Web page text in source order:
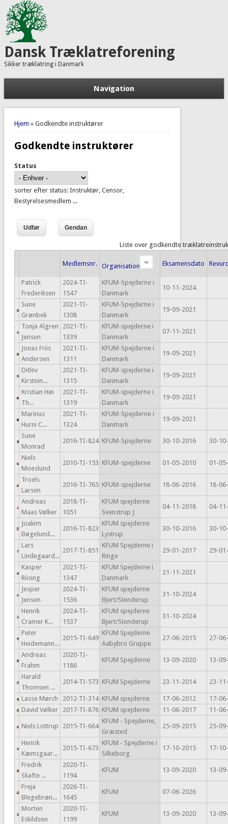
Dansk Træklatreforening
Sikker træklatring i Danmark
Navigation
Du er her
Hjem » Godkendte instruktører
Godkendte instruktører
Status
sorter efter status: Instruktør, Censor,
Bestyrelsesmedlem ...
Liste over godkendte
Medlemsnr. Organisation Eksamensdato
Patrick
Frederiksen
2024-TI-
1547
KFUM-Spejderne i
Danmark
10-11-2024
Sune
Grønbek
2021-TI-
1308
KFUM-Spejderne i
Danmark
19-09-2021
Tonja Algren
Jensen
2021-TI-
1339
KFUM-spejderne i
Danmark
07-11-2021
Jonas Friis
Andersen
2021-TI-
1311
KFUM-Spejderne i
Danmark
19-09-2021
Ditlev
Kirstein...
2021-TI-
1315
KFUM-spejderne i
Danmark
19-09-2021
Kristian Høi
Th...
2021-TI-
1319
KFUM-spejderne i
Danmark
19-09-2021
Marinus
Hurni C...
2021-TI-
1324
KFUM-Spejderne i
Danmark
19-09-2021
Sune
Monrad
2016-TI-824 KFUM-Spejderne 30-10-2016 30-
Niels
Moeslund
2010-TI-153 KFUM-spejderne 01-05-2010 01-
Troels
Larsen
2016-TI-765 KFUM-spejderne 18-06-2016 18-
Andreas
Maas Vølker
2018-TI-
1051
KFUM spejderne
Svenstrup J
04-11-2018 04-
Joakim
Bøgelund...
2016-TI-823
KFUM spejderne
Lystrup
30-10-2016 30-
Lars
Lindegaard...
2017-TI-851
KFUM Spejderne i
Ringe
29-01-2017 29-
Kasper
Riising
2021-TI-
1347
KFUM Spejderne i
Danmark
21-11-2021
Jesper
Jensen
2024-TI-
1536
KFUM spejderne
Bjert/Stenderup
31-10-2024
Henrik
Cramer K...
2024-TI-
1537
KFUM spejderne
Bjert/Stenderup
31-10-2024
Peter
Heidemann...
2015-TI-649
KFUM Spejderne
Aabybro Gruppe
27-06-2015 27-
Andreas
Frahm
2020-TI-
1186
KFUM Spejderne 13-09-2020 13-
Harald
Thomsen ...
2014-TI-573 KFUM Spejderne 23-11-2014 23-
Lasse Mørch 2012-TI-314 KFUM spejderne 17-06-2012
17-
David Vølker
2017-TI-876 KFUM spejderne 11-06-2017 11-
Niels Lottrup 2015-TI-664
KFUM - Spejderne,
Græsted
25-09-2015 25-
Henrik
Kæmsgaar...
2015-TI-673
KFUM - Spejderne i
Silkeborg
17-10-2015 17-
Fredrik
Skafte ...
2020-TI-
1194
KFUM 13-09-2020 13-
Freja
Blegebrøn...
2026-TI-
1645
KFUM 07-06-2026
Morten
Eskildsen
2020-TI-
1199
KFUM 13-09-2020 13-